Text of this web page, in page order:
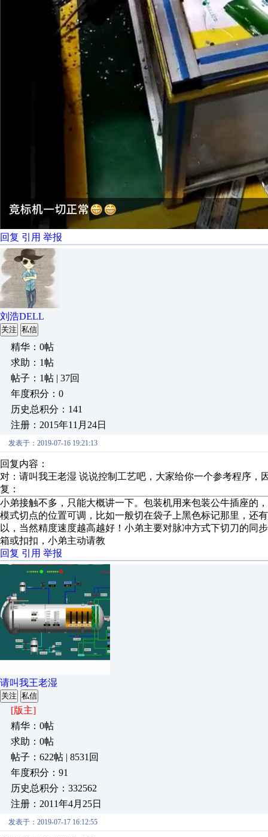
回复 引用 举报
刘浩DELL
关注 私信
精华：0帖
求助：1帖
帖子：1帖 | 37回
年度积分：0
历史总积分：141
注册：2015年11月24日
发表于：2019-07-16 19:21:13
回复内容：
对：请叫我王老湿 说说控制工艺吧，大家给你一个参考程序
复：
小弟接触不多，只能大概讲一下。包装机用来包装公牛插座的
模式切点的位置可调，比如一般切在袋子上黑色标记那里，还
以，当然精度速度越高越好！小弟主要对脉冲方式下切刀的同
箱或扣扣，小弟主动请教
回复 引用 举报
请叫我王老湿
关注 私信
[版主]
精华：0帖
求助：0帖
帖子：622帖 | 8531回
年度积分：91
历史总积分：332562
注册：2011年4月25日
发表于：2019-07-17 16:12:55